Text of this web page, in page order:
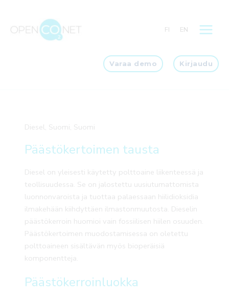
sisältöön
FI EN
Varaa demo Kirjaudu
Diesel, Suomi, Suomi
Päästökertoimen tausta
Diesel on yleisesti käytetty polttoaine liikenteessä ja
teollisuudessa. Se on jalostettu uusiutumattomista
luonnonvaroista ja tuottaa palaessaan hiilidioksidia
ilmakehään kiihdyttäen ilmastonmuutosta. Dieselin
päästökerroin huomioi vain fossiilisen hiilen osuuden.
Päästökertoimen muodostamisessa on oletettu
polttoaineen sisältävän myös bioperäisiä
komponentteja.
Päästökerroinluokka